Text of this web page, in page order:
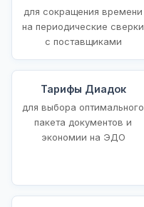
для сокращения времени
на периодические сверки
с поставщиками
Тарифы Диадок
для выбора оптимального
пакета документов и
экономии на ЭДО